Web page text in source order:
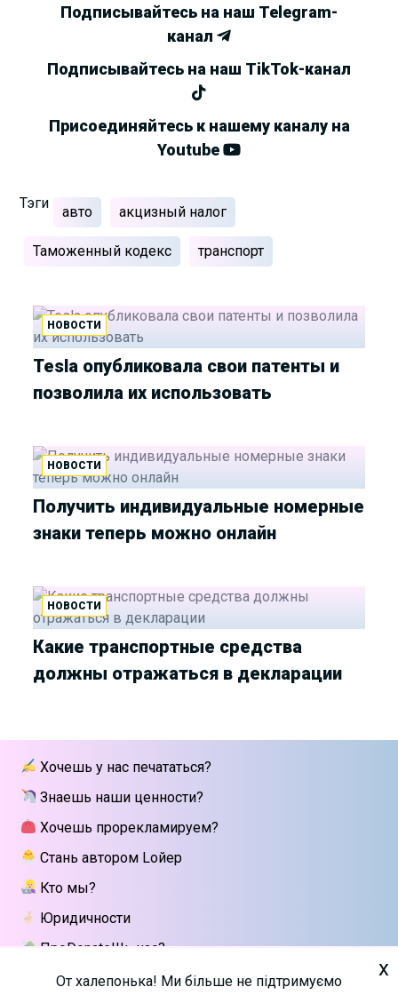
Подписывайтесь на наш Telegram-
канал
Подписывайтесь на наш TikTok-канал
Присоединяйтесь к нашему каналу на
Youtube
Тэги
авто акцизный налог
Таможенный кодекс транспорт
НОВОСТИ
Tesla опубликовала свои патенты и
позволила их использовать
НОВОСТИ
Получить индивидуальные номерные
знаки теперь можно онлайн
НОВОСТИ
Какие транспортные средства
должны отражаться в декларации
x
От халепонька! Ми більше не підтримуємо
Хочешь у нас печататься?
Знаешь наши ценности?
Хочешь прорекламируем?
Стань автором Lойер
Кто мы?
Юридичности
ПроDonateШь нас?
Напиши мне